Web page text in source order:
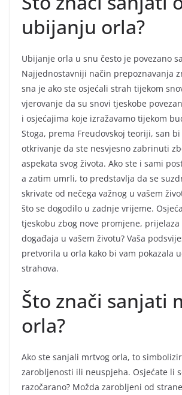
ubijanju orla?
Ubijanje orla u snu često je povezano
Najjednostavniji način prepoznavanja
sna je ako ste osjećali strah tijekom
vjerovanje da su snovi tjeskobe
i osjećajima koje izražavamo tijekom
Stoga, prema Freudovskoj teoriji, san
otkrivanje da ste nesvjesno zabrinuti
aspekata svog života. Ako ste i sami
a zatim umrli, to predstavlja da se
skrivate od nečega važnog u vašem
što se dogodilo u zadnje vrijeme.
tjeskobu zbog nove promjene,
događaja u vašem životu? Vaša
pretvorila u orla kako bi vam pokazala
strahova.
Što znači sanjati
orla?
Ako ste sanjali mrtvog orla, to
zarobljenosti ili neuspjeha. Osjećate li
razočarano? Možda zarobljeni od